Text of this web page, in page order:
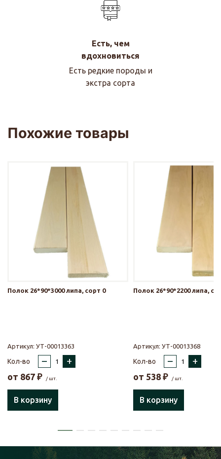
Есть, чем
вдохновиться
Есть редкие породы и
экстра сорта
Похожие товары
Полок 26*90*3000 липа, сорт 0
Артикул: УТ-00013363
Кол-во – +
от 867 ₽ / шт.
В корзину
Полок 26*90*2200 липа,
Артикул: УТ-00013368
Кол-во – +
от 538 ₽ / шт.
В корзину